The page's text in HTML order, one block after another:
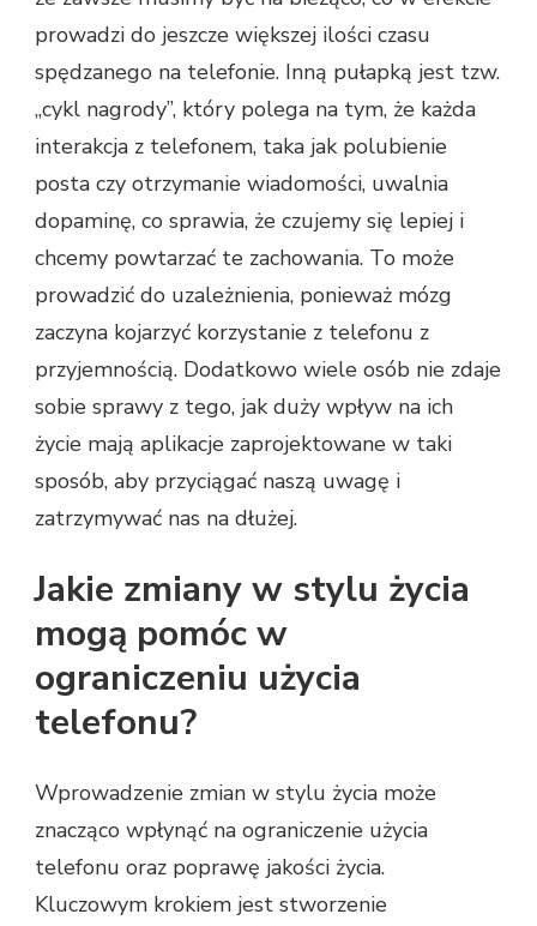
prowadzi do jeszcze większej ilości czasu
spędzanego na telefonie. Inną pułapką jest tzw.
„cykl nagrody”, który polega na tym, że każda
interakcja z telefonem, taka jak polubienie
posta czy otrzymanie wiadomości, uwalnia
dopaminę, co sprawia, że czujemy się lepiej i
chcemy powtarzać te zachowania. To może
prowadzić do uzależnienia, ponieważ mózg
zaczyna kojarzyć korzystanie z telefonu z
przyjemnością. Dodatkowo wiele osób nie zdaje
sobie sprawy z tego, jak duży wpływ na ich
życie mają aplikacje zaprojektowane w taki
sposób, aby przyciągać naszą uwagę i
zatrzymywać nas na dłużej.
Jakie zmiany w stylu życia
mogą pomóc w
ograniczeniu użycia
telefonu?
Wprowadzenie zmian w stylu życia może
znacząco wpłynąć na ograniczenie użycia
telefonu oraz poprawę jakości życia.
Kluczowym krokiem jest stworzenie